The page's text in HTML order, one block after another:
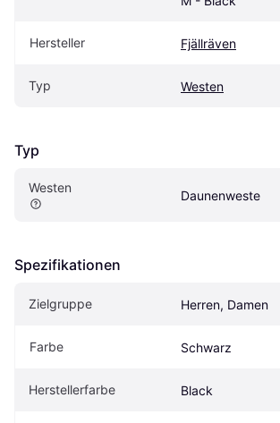
Hersteller Fjällräven
Typ Westen
Typ
Westen
Daunenweste
Spezifikationen
Zielgruppe Herren, Damen
Farbe Schwarz
Herstellerfarbe Black